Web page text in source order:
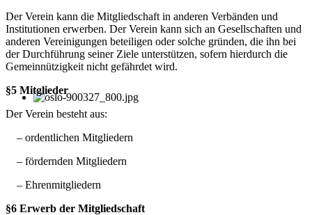
Der Verein kann die Mitgliedschaft in anderen Verbänden und
Institutionen erwerben. Der Verein kann sich an Gesellschaften und
anderen Vereinigungen beteiligen oder solche gründen, die ihn bei
der Durchführung seiner Ziele unterstützen, sofern hierdurch die
Gemeinnützigkeit nicht gefährdet wird.
§5 Mitglieder
Der Verein besteht aus:
– ordentlichen Mitgliedern
– fördernden Mitgliedern
– Ehrenmitgliedern
§6 Erwerb der Mitgliedschaft